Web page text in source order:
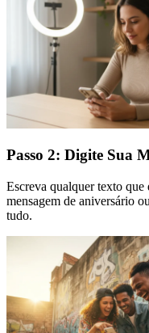
Passo 2: Digite Sua
Escreva qualquer texto
mensagem de aniversário
tudo.